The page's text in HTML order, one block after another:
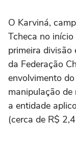
O Karviná,
Tcheca no
primeira divisão
da Federação
envolvimento
manipulação
a entidade
(cerca de R$